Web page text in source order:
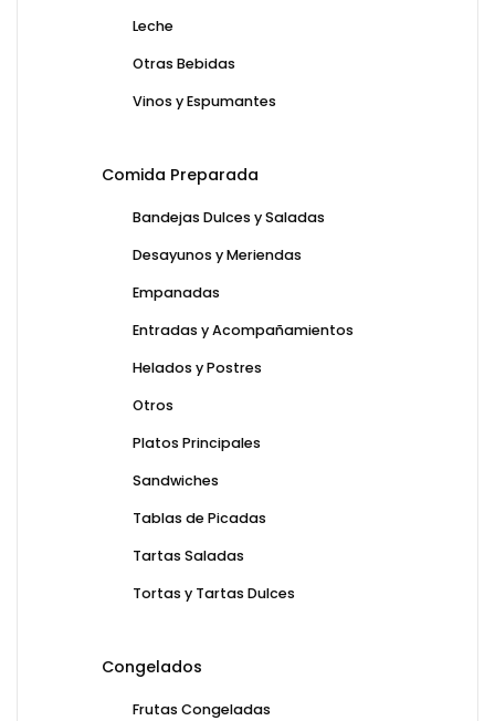
Leche
Otras Bebidas
Vinos y Espumantes
Comida Preparada
Bandejas Dulces y Saladas
Desayunos y Meriendas
Empanadas
Entradas y Acompañamientos
Helados y Postres
Otros
Platos Principales
Sandwiches
Tablas de Picadas
Tartas Saladas
Tortas y Tartas Dulces
Congelados
Frutas Congeladas